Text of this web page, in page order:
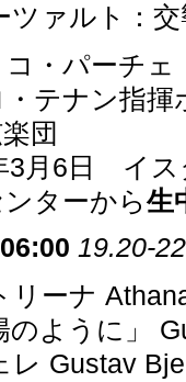
ツァルト：
・パーチェ
・テナン指
団
3月6日 イス
ターから生
19.20-
リーナ
のように」
レ Gustav